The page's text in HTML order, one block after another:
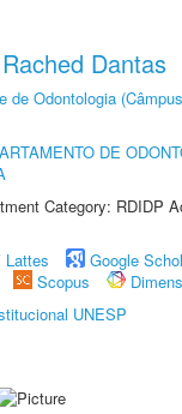
Dantas
de Odontologia
DE
Category: RDIDP
Lattes
Google
Scopus
UNESP